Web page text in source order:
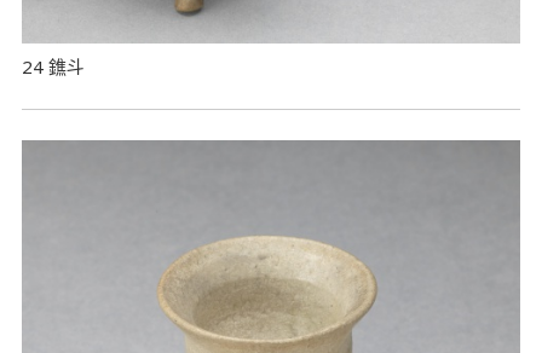
24 鐎斗